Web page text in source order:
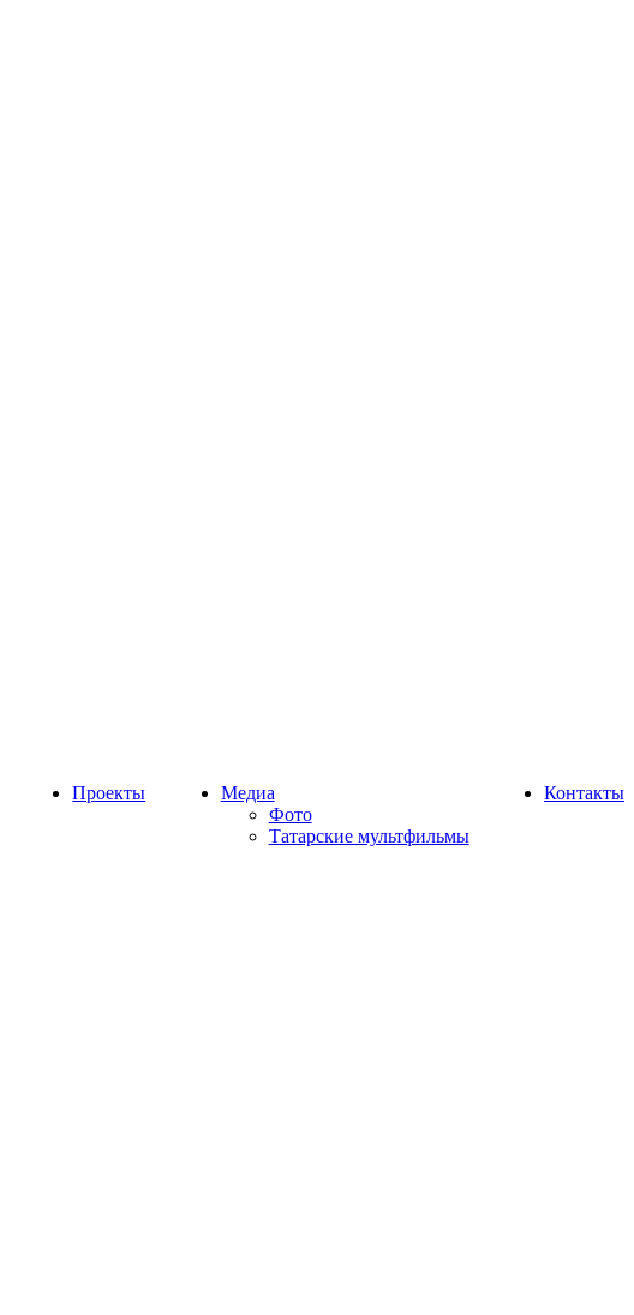
Проекты
Медиа
Фото
Татарские мультфильмы
Контакты